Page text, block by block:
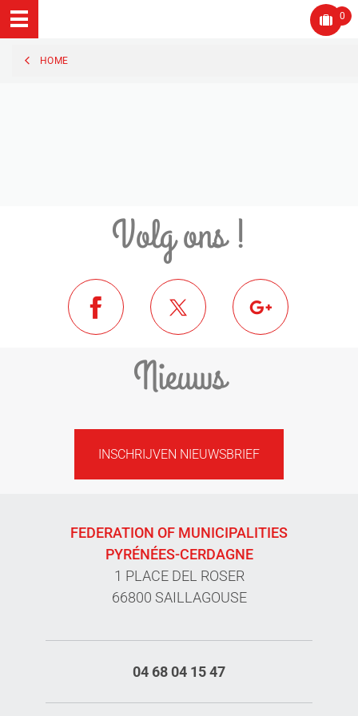
0
HOME
Volg ons !
Nieuws
INSCHRIJVEN NIEUWSBRIEF
FEDERATION OF MUNICIPALITIES
PYRÉNÉES-CERDAGNE
1 PLACE DEL ROSER
66800 SAILLAGOUSE
04 68 04 15 47